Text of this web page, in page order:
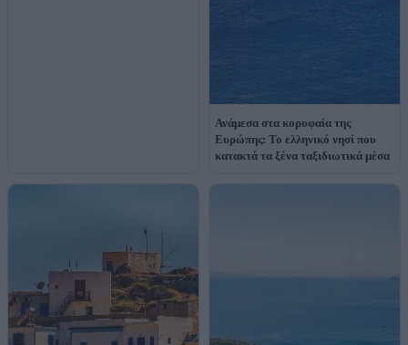
Ανάμεσα στα κορυφαία της
Ευρώπης: Το ελληνικό νησί που
κατακτά τα ξένα ταξιδιωτικά μέσα